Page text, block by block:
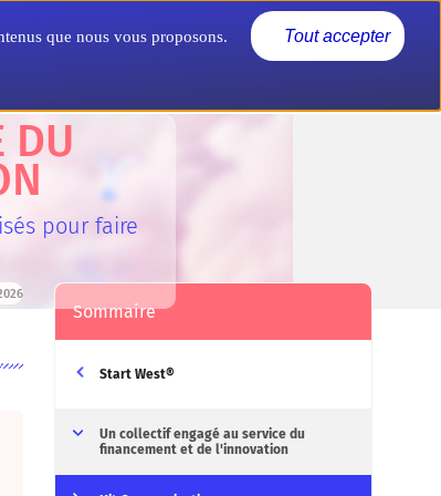
Nous connaître
DU
pour faire
Sommaire
Start West®
Un collectif engagé au service du
financement et de l'innovation
que nous vous proposons. Tout accepter